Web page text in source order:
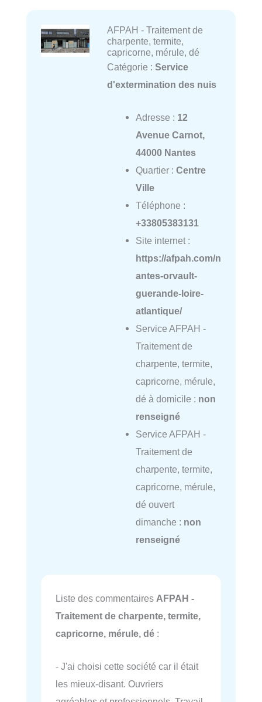
AFPAH - Traitement de
charpente, termite,
capricorne, mérule, dé
Catégorie : Service
d'extermination des nuis
Adresse : 12
Avenue Carnot,
44000 Nantes
Quartier : Centre
Ville
Téléphone :
+33805383131
Site internet :
https://afpah.com/n
antes-orvault-
guerande-loire-
atlantique/
Service AFPAH -
Traitement de
charpente, termite,
capricorne, mérule,
dé à domicile : non
renseigné
Service AFPAH -
Traitement de
charpente, termite,
capricorne, mérule,
dé ouvert
dimanche : non
renseigné
Liste des commentaires AFPAH -
Traitement de charpente, termite,
capricorne, mérule, dé :
- J'ai choisi cette société car il était
les mieux-disant. Ouvriers